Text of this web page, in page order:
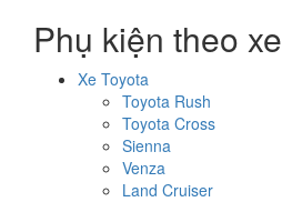
Phụ kiện theo xe
Xe Toyota
Toyota Rush
Toyota Cross
Sienna
Venza
Land Cruiser